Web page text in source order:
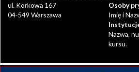
ul. Korkowa 167
04-549 Warszawa
Osoby
Imię i
Nazwa,
kursu.